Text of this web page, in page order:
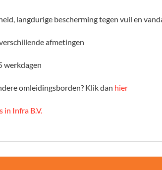
langdurige bescherming tegen vuil en
afmetingen
werkdagen
omleidingsborden? Klik dan hier
in Infra B.V.